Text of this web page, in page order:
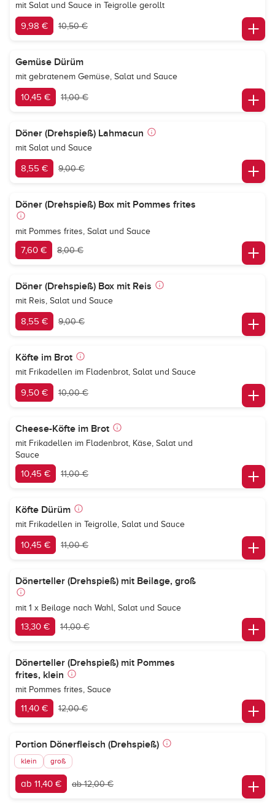
mit Salat und Sauce in Teigrolle gerollt
9,98 € 10,50 €
Gemüse Dürüm
mit gebratenem Gemüse, Salat und Sauce
10,45 € 11,00 €
Döner (Drehspieß) Lahmacun
mit Salat und Sauce
8,55 € 9,00 €
Döner (Drehspieß) Box mit Pommes frites
mit Pommes frites, Salat und Sauce
7,60 € 8,00 €
Döner (Drehspieß) Box mit Reis
mit Reis, Salat und Sauce
8,55 € 9,00 €
Köfte im Brot
mit Frikadellen im Fladenbrot, Salat und Sauce
9,50 € 10,00 €
Cheese-Köfte im Brot
mit Frikadellen im Fladenbrot, Käse, Salat und
Sauce
10,45 € 11,00 €
Köfte Dürüm
mit Frikadellen in Teigrolle, Salat und Sauce
10,45 € 11,00 €
Dönerteller (Drehspieß) mit Beilage, groß
mit 1 x Beilage nach Wahl, Salat und Sauce
13,30 € 14,00 €
Dönerteller (Drehspieß) mit Pommes
frites, klein
mit Pommes frites, Sauce
11,40 € 12,00 €
Portion Dönerfleisch (Drehspieß)
klein groß
ab 11,40 € ab 12,00 €